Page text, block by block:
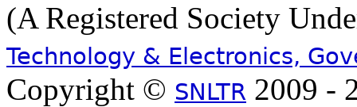
(A Registered Society
Technology & Electronics,
Copyright © SNLTR 2009 -